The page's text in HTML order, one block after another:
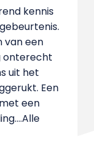
kennis
van een
onterecht
uit het
Een
een